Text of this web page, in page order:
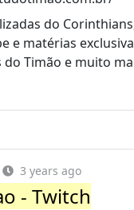
do
e matérias
do Timão e muito
3 years ago
- Twitch